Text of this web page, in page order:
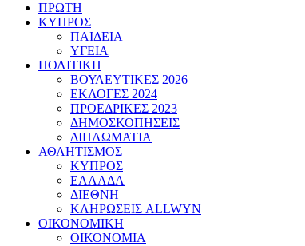
ΠΡΩΤΗ
ΚΥΠΡΟΣ
ΠΑΙΔΕΙΑ
ΥΓΕΙΑ
ΠΟΛΙΤΙΚΗ
ΒΟΥΛΕΥΤΙΚΕΣ 2026
ΕΚΛΟΓΕΣ 2024
ΠΡΟΕΔΡΙΚΕΣ 2023
ΔΗΜΟΣΚΟΠΗΣΕΙΣ
ΔΙΠΛΩΜΑΤΙΑ
ΑΘΛΗΤΙΣΜΟΣ
ΚΥΠΡΟΣ
ΕΛΛΑΔΑ
ΔΙΕΘΝΗ
ΚΛΗΡΩΣΕΙΣ ALLWYN
ΟΙΚΟΝΟΜΙΚΗ
ΟΙΚΟΝΟΜΙΑ